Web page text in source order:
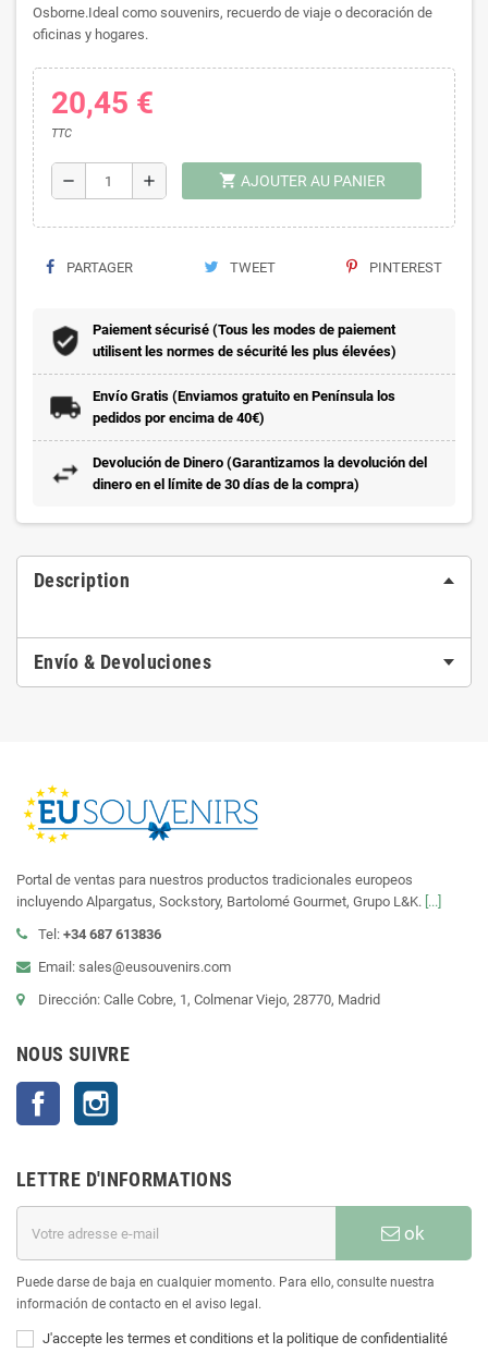
Osborne.Ideal como souvenirs, recuerdo de viaje o decoración de
oficinas y hogares.
20,45 €
TTC
remove add shopping_cart AJOUTER AU PANIER
PARTAGER TWEET PINTEREST
Paiement sécurisé (Tous les modes de paiement
utilisent les normes de sécurité les plus élevées)
Envío Gratis (Enviamos gratuito en Península los
pedidos por encima de 40€)
Devolución de Dinero (Garantizamos la devolución del
dinero en el límite de 30 días de la compra)
Description
Envío & Devoluciones
Portal de ventas para nuestros productos tradicionales europeos
incluyendo Alpargatus, Sockstory, Bartolomé Gourmet, Grupo L&K. [...]
Tel: +34 687 613836
Email: sales@eusouvenirs.com
Dirección: Calle Cobre, 1, Colmenar Viejo, 28770, Madrid
NOUS SUIVRE
Facebook
LETTRE D'INFORMATIONS
ok
Puede darse de baja en cualquier momento. Para ello, consulte nuestra
información de contacto en el aviso legal.
J'accepte les termes et conditions et la politique de confidentialité